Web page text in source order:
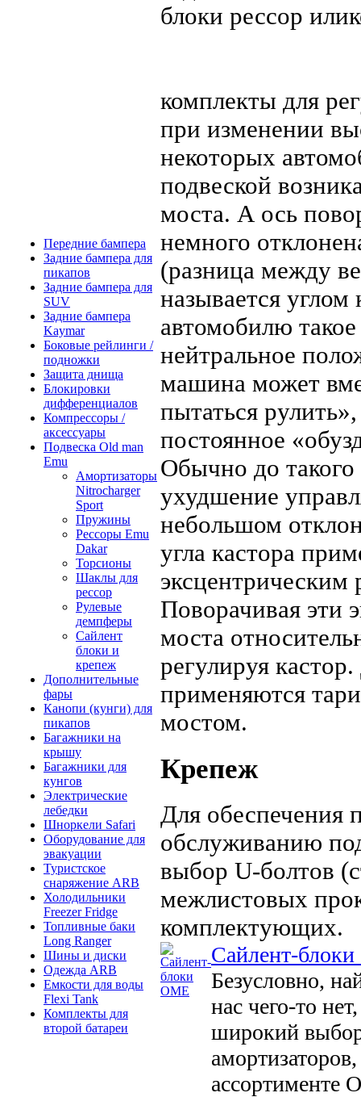
Передние бампера
Задние бампера для
пикапов
Задние бампера для
SUV
Задние бампера
Kaymar
Боковые рейлинги /
подножки
Защита днища
Блокировки
дифференциалов
Компрессоры /
аксессуары
Подвеска Old man
Emu
Амортизаторы
Nitrocharger
Sport
Пружины
Рессоры Emu
Dakar
Торсионы
Шаклы для
рессор
Рулевые
демпферы
Сайлент
блоки и
крепеж
Дополнительные
фары
Канопи (кунги) для
пикапов
Багажники на
крышу
Багажники для
кунгов
Электрические
лебедки
Шноркели Safari
Оборудование для
эвакуации
Туристское
снаряжение ARB
Холодильники
Freezer Fridge
Топливные баки
Long Ranger
Шины и диски
Одежда ARB
Емкости для воды
Flexi Tank
Комплекты для
второй батареи
блоки рессор
комплекты для
при изменении
некоторых
подвеской
моста. А ось
немного
(разница между
называется углом
автомобилю
нейтральное
машина может
пытаться
постоянное
Обычно до
ухудшение
небольшом
угла кастора
эксцентрическим
Поворачивая эти
моста
регулируя
применяются
мостом.
Крепеж
Для обеспечения
обслуживанию
выбор U-болтов
межлистовых
комплектующих.
Сайлент-
Безусловно,
нас чего-то
широкий
ассортименте